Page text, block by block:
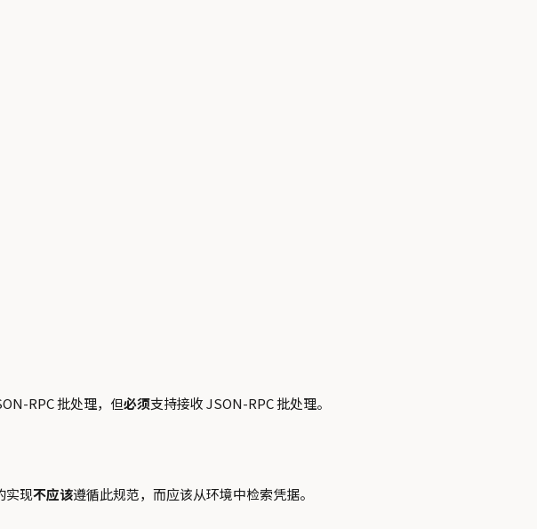
RPC 批处理，但必须支持接收 JSON-RPC 批处理。
实现不应该遵循此规范，而应该从环境中检索凭据。